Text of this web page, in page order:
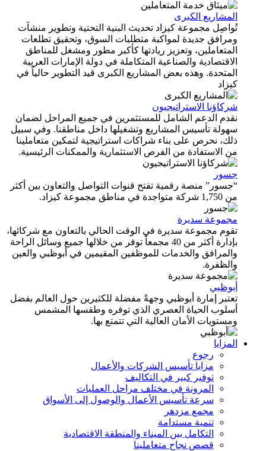
المشاريع الكبرى
تُواصِل مجموعة كيزاد تحديث البنية التحتية وتطوير منشآت
ومرافق جديدة لمواكبة متطلبات السوق، وتحقيق تطلعات
المتعاملين، وتعزيز ريادتها كأكبر مطور ومشغل للمناطق
الاقتصادية والصناعية المتكاملة في دولة الإمارات العربية
المتحدة. وهذه بعض المشاريع الكبرى قيد التطوير حالياً في
كيزاد
شركاؤنا الاستراتيجيون
نقدم الدعم الشامل للمستثمرين في جميع المراحل لضمان
سهولة تأسيس المشاريع وتشغيلها داخل مناطقنا. وفي سبيل
ذلك، نحرص على بناء شراكات استراتيجية لتمكين متعاملينا
من الاستفادة من الفرص الاستثمارية والممكنات الرئيسية.
جسور
“جسور” منصة رقمية تفتح قنوات التواصل والتعاون بين أكثر
من 1,750 شركة متواجدة في مناطق مجموعة كيزاد.
مجموعة سديرة
تقوم مجموعة سديرة في الوقت الحالي بالتعاون مع شركائها،
بإدارة أكثر من 40 مجمعاً توفر من خلالها جميع وسائل الراحة
والمرافق والخدمات للموظفين المقيمين في أبوظبي والعين
والظفرة.
أبوظبي
تعتبر إمارة أبوظبي وجهةً مفضلة للكثيرين حول العالم بفضل
أسلوب الحياة العصري الذي توفره وطقسها المشمس
ومستويات الأمان العالية التي تتمتع بها.
المزايا
رجوع
مزايا تأسيس الشركات والأعمال
توفير كبير في التكاليف
المرونة في مختلف مراحل العمليات
سرعة تأسيس الأعمال والوصول إلى الأسواق
مجمع مزدهر
تنمية مستدامة
التكامل بين الميناء والمنطقة الاقتصادية
قصص نجاح متعاملينا